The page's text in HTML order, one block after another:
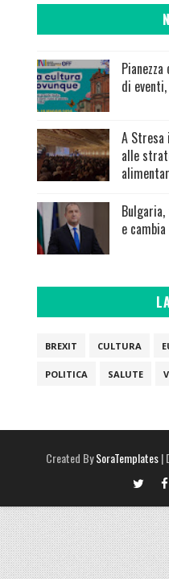
di
A Stresa
alle
e
BREXIT CULTURA
POLITICA SALUTE
Created BySoraTemplates|